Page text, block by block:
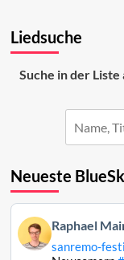
(Woche
Liedsuche
Suche in der
Neueste
Beitrag
von
Raphael
Raphael
sanremo-